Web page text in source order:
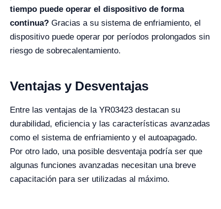
tiempo puede operar el dispositivo de forma
continua? Gracias a su sistema de enfriamiento, el
dispositivo puede operar por períodos prolongados sin
riesgo de sobrecalentamiento.
Ventajas y Desventajas
Entre las ventajas de la YR03423 destacan su
durabilidad, eficiencia y las características avanzadas
como el sistema de enfriamiento y el autoapagado.
Por otro lado, una posible desventaja podría ser que
algunas funciones avanzadas necesitan una breve
capacitación para ser utilizadas al máximo.